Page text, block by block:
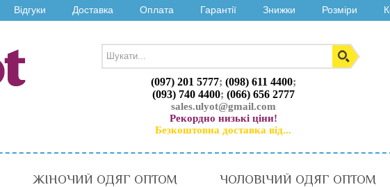
Відгуки Доставка Оплата Гарантії Знижки Розміри
(097) 201 5777; (098) 611 4400;
(093) 740 4400; (066) 656 2777
sales.ulyot@gmail.com
Рекордно низькі ціни!
Безкоштовна доставка від...
ЖІНОЧИЙ ОДЯГ ОПТОМ ЧОЛОВІЧИЙ ОДЯГ ОПТОМ